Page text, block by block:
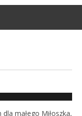
małego Miłoszka,